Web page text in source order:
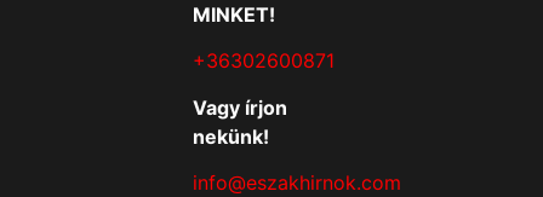
MINKET!
+36302600871
Vagy írjon
nekünk!
info@eszakhirnok.com